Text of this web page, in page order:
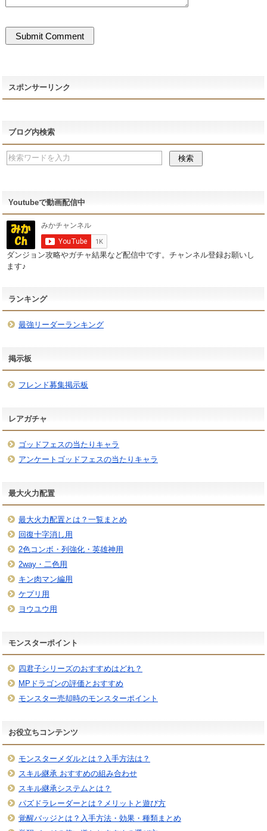
スポンサーリンク
ブログ内検索
Youtubeで動画配信中
ダンジョン攻略やガチャ結果など配信中です。チャンネル登録お願いし
ます♪
ランキング
最強リーダーランキング
掲示板
フレンド募集掲示板
レアガチャ
ゴッドフェスの当たりキャラ
アンケートゴッドフェスの当たりキャラ
最大火力配置
最大火力配置とは？一覧まとめ
回復十字消し用
2色コンボ・列強化・英雄神用
2way・二色用
キン肉マン編用
ケプリ用
ヨウユウ用
モンスターポイント
四君子シリーズのおすすめはどれ？
MPドラゴンの評価とおすすめ
モンスター売却時のモンスターポイント
お役立ちコンテンツ
モンスターメダルとは？入手方法は？
スキル継承 おすすめの組み合わせ
スキル継承システムとは？
パズドラレーダーとは？メリットと遊び方
覚醒バッジとは？入手方法・効果・種類まとめ